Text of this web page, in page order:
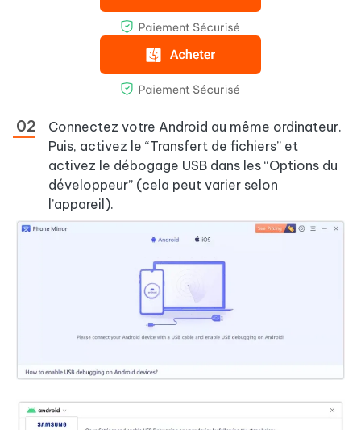
Connectez votre Android au même ordinateur.
Puis, activez le “Transfert de fichiers” et
activez le débogage USB dans les “Options du
développeur” (cela peut varier selon
l’appareil).